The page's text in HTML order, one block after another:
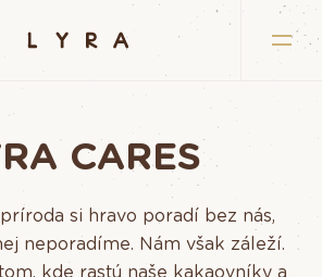
CARES
si hravo poradí bez nás,
neporadíme. Nám však záleží.
kde rastú naše kakaovníky a